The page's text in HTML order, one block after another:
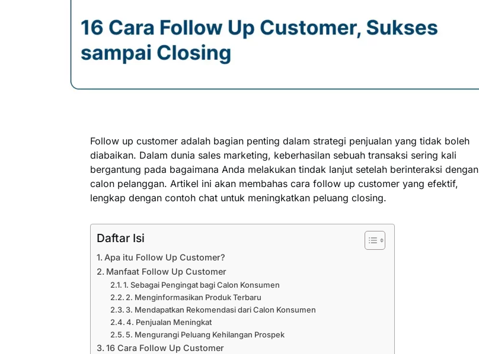
Follow up customer adalah bagian penting dalam strategi penjualan yang tidak boleh
diabaikan. Dalam dunia sales marketing, keberhasilan sebuah transaksi sering kali
bergantung pada bagaimana Anda melakukan tindak lanjut setelah berinteraksi dengan
calon pelanggan. Artikel ini akan membahas cara follow up customer yang efektif,
lengkap dengan contoh chat untuk meningkatkan peluang closing.
Daftar Isi
Apa itu Follow Up Customer?
Manfaat Follow Up Customer
1. Sebagai Pengingat bagi Calon Konsumen
2. Menginformasikan Produk Terbaru
3. Mendapatkan Rekomendasi dari Calon Konsumen
4. Penjualan Meningkat
5. Mengurangi Peluang Kehilangan Prospek
16 Cara Follow Up Customer